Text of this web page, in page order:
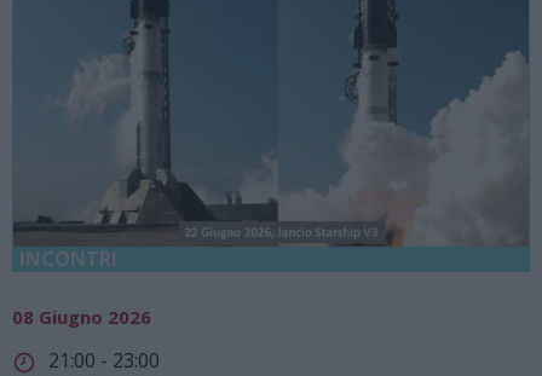
INCONTRI
08 Giugno 2026
21:00 - 23:00